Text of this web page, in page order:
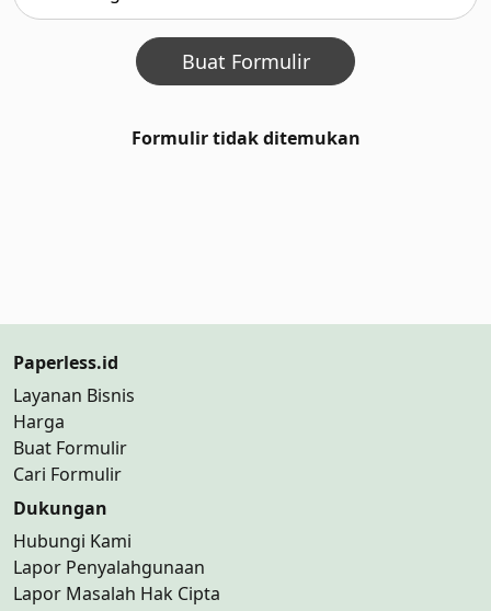
Buat Formulir
Formulir tidak ditemukan
Paperless.id
Layanan Bisnis
Harga
Buat Formulir
Cari Formulir
Dukungan
Hubungi Kami
Lapor Penyalahgunaan
Lapor Masalah Hak Cipta